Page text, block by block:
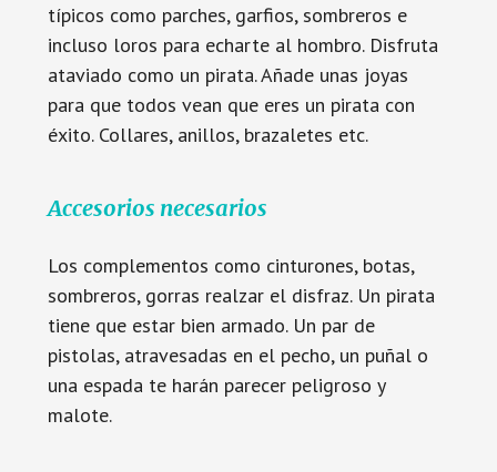
típicos como parches, garfios, sombreros e
incluso loros para echarte al hombro. Disfruta
ataviado como un pirata. Añade unas joyas
para que todos vean que eres un pirata con
éxito. Collares, anillos, brazaletes etc.
Accesorios necesarios
Los complementos como cinturones, botas,
sombreros, gorras realzar el disfraz. Un pirata
tiene que estar bien armado. Un par de
pistolas, atravesadas en el pecho, un puñal o
una espada te harán parecer peligroso y
malote.